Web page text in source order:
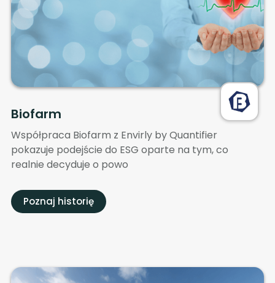
Biofarm
Współpraca Biofarm z Envirly by Quantifier
pokazuje podejście do ESG oparte na tym, co
realnie decyduje o powo
Poznaj historię